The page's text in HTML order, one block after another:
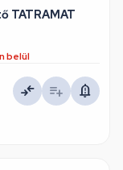
TATRAMAT
belül